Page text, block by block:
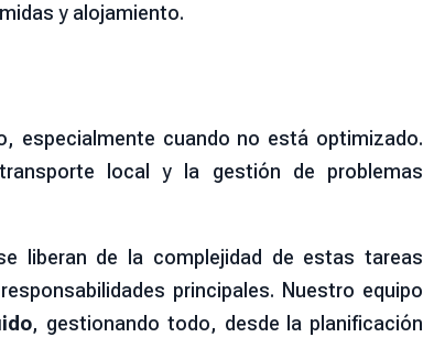
y alojamiento.
especialmente cuando no está optimizado.
local y la gestión de problemas
liberan de la complejidad de estas tareas
principales. Nuestro equipo
, gestionando todo, desde la planificación